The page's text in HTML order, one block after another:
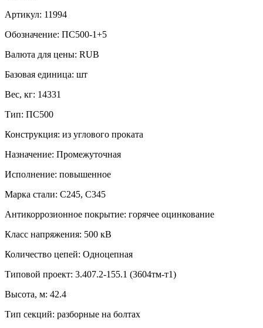
Артикул: 11994
Обозначение: ПС500-1+5
Валюта для цены: RUB
Базовая единица: шт
Вес, кг: 14331
Тип: ПС500
Конструкция: из углового проката
Назначение: Промежуточная
Исполнение: повышенное
Марка стали: С245, С345
Антикоррозионное покрытие: горячее оцинкование
Класс напряжения: 500 кВ
Количество цепей: Одноцепная
Типовой проект: 3.407.2-155.1 (3604тм-т1)
Высота, м: 42.4
Тип секций: разборные на болтах